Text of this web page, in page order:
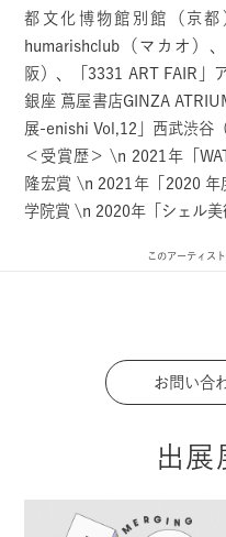
都文化博物館別館（京都
humarishclub（マカオ）
阪）、「3331 ART FAIR」
銀座 蔦屋書店GINZA
展-enishi Vol,12」西武渋谷
＜受賞歴＞ \n 2021年「
隆宏賞 \n 2021年「2020
学院賞 \n 2020年「シェル
このアーティス
お問い合
出展